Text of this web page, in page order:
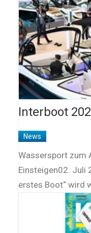
Interboot
News
Wassersport zum
Einsteigen02. Juli
erstes Boot“ wird